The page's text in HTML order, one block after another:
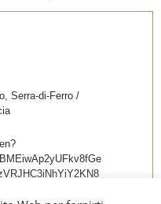
Serra-di-Ferro /